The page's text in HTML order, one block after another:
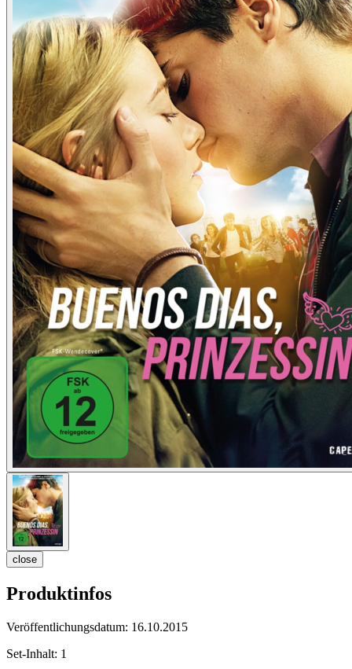
close
Produktinfos
Veröffentlichungsdatum: 16.10.2015
Set-Inhalt: 1